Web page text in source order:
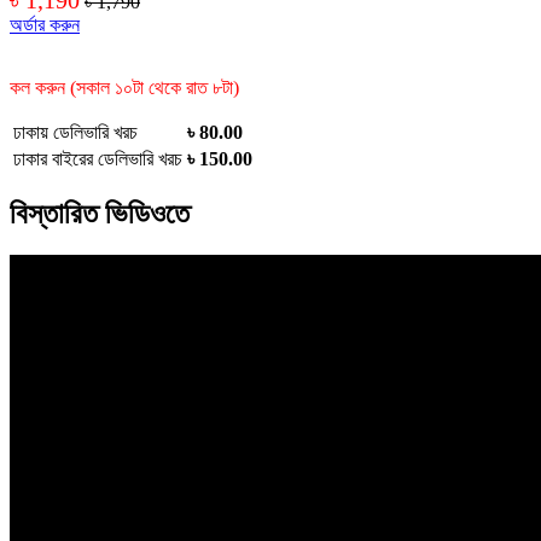
অর্ডার করুন
কল করুন (সকাল ১০টা থেকে রাত ৮টা)
ঢাকায় ডেলিভারি খরচ
৳ 80.00
ঢাকার বাইরের ডেলিভারি খরচ ৳ 150.00
বিস্তারিত ভিডিওতে